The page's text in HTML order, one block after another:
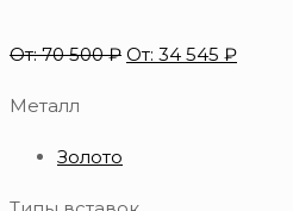
От:70 500₽ От: 34 545 ₽
Металл
Золото